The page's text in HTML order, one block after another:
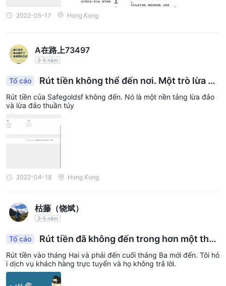
2022-05-17 Hong Kong
A在路上73497
3-5 năm
Tố cáo
Rút tiền không thể đến nơi. Một trò lừa đả
o thuần túy và táo bạo
Rút tiền của Safegoldsf không đến. Nó là một nền tảng lừa đảo
và lừa đảo thuần túy
2022-04-18 Hong Kong
枯藤（饶斌）
3-5 năm
Tố cáo
Rút tiền đã không đến trong hơn một thán
gRút tiền vào tháng Hai và phải đến cuối tháng Ba mới đến. Tôi hỏ
i dịch vụ khách hàng trực tuyến và họ không trả lời.